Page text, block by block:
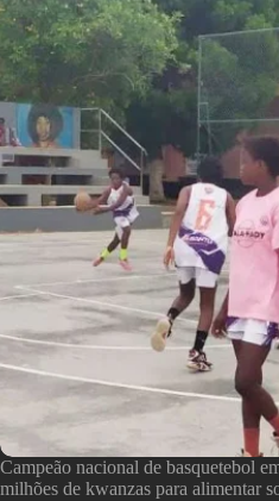
Campeão nacional de basquetebol
milhões de kwanzas para alimentar